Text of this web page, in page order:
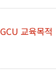
GCU 교육목적